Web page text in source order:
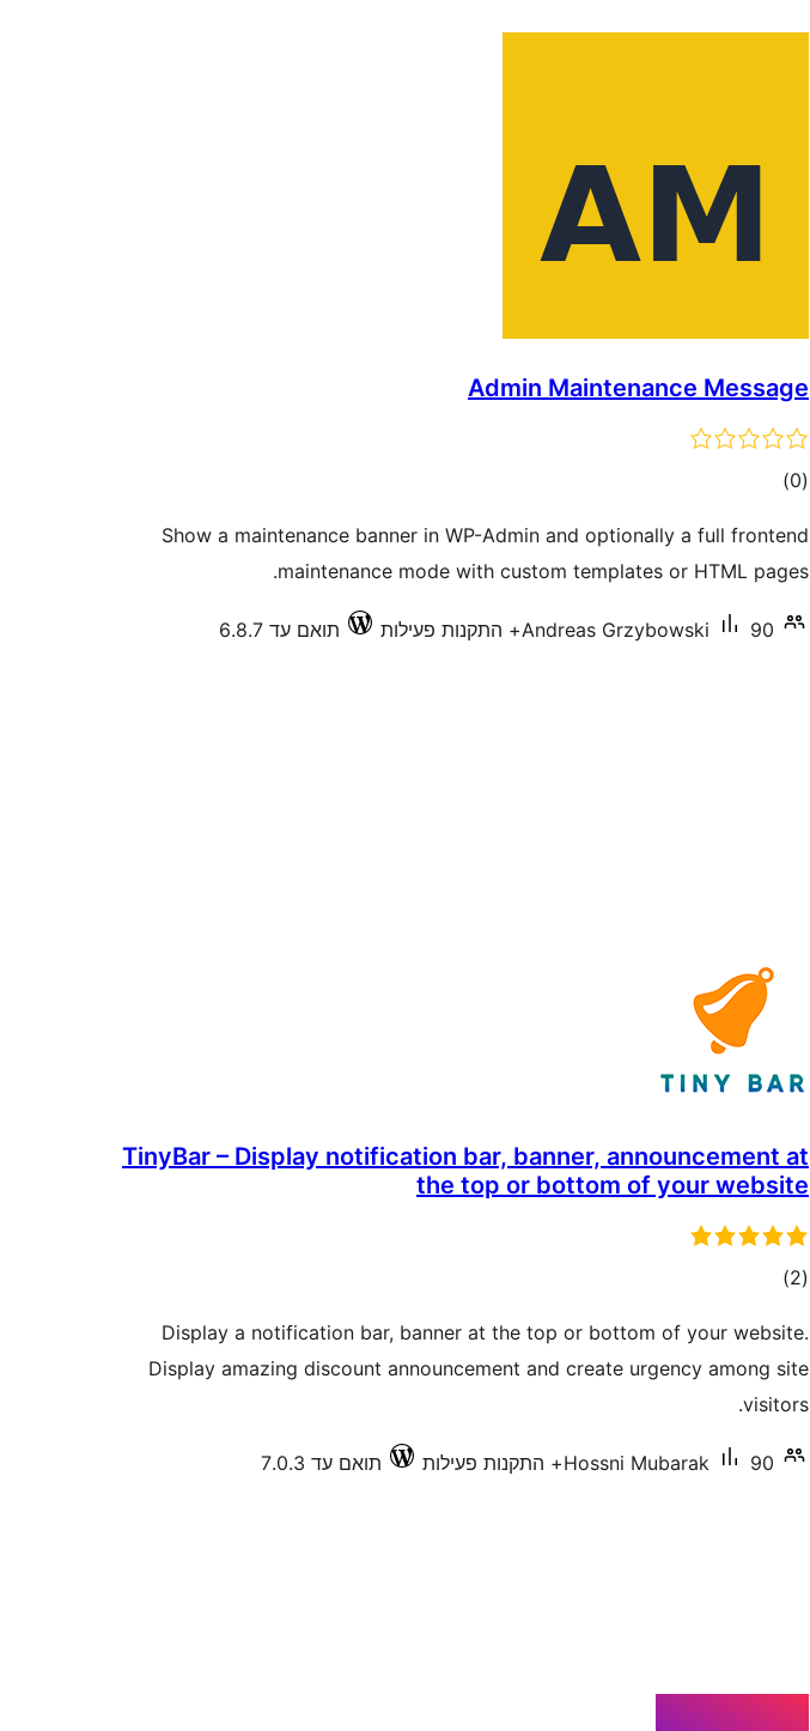
Admin Maintenance Message
(0 דרוגים)
Show a maintenance banner in WP-Admin and optionally a full frontend
maintenance mode with custom templates or HTML pages.
Andreas Grzybowski 90+ התקנות פעילות תואם עד 6.8.7
TinyBar – Display notification bar, banner, announcement at
the top or bottom of your website
(2 דרוגים)
Display a notification bar, banner at the top or bottom of your website.
Display amazing discount announcement and create urgency among site
visitors.
Hossni Mubarak 90+ התקנות פעילות תואם עד 7.0.3